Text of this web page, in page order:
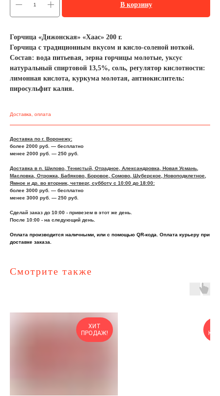
В корзину
Горчица «Дижонская» «Хаас» 200 г.
Горчица с традиционным вкусом и кисло-соленой ноткой.
Состав: вода питьевая, зерна горчицы молотые, уксус
натуральный спиртовой 13,5%, соль, регулятор кислотности:
лимонная кислота, куркума молотая, антиокислитель:
пиросульфит калия.
Доставка, оплата
Доставка по г. Воронежу:
более 2000 руб. — бесплатно
менее 2000 руб. — 250 руб.
Доставка в п. Шилово, Тенистый, Отрадное, Александровка, Новая Усмань,
Масловка, Отрожка, Бабяково, Боровое, Сомово, Шуберское, Новоподклетное,
Ямное и др. во вторник, четверг, субботу с 10:00 до 18:00:
более 3000 руб. — бесплатно
менее 3000 руб. — 250 руб.
Сделай заказ до 10:00 - привезем в этот же день.
После 10:00 - на следующий день.
Оплата производится наличными, или с помощью QR-кода. Оплата курьеру при
доставке заказа.
Смотрите также
ХИТ
ПРОДАЖ!